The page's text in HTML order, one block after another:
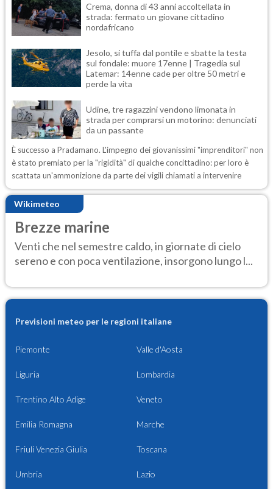
Crema, donna di 43 anni accoltellata in
strada: fermato un giovane cittadino
nordafricano
Jesolo, si tuffa dal pontile e sbatte la testa
sul fondale: muore 17enne | Tragedia sul
Latemar: 14enne cade per oltre 50 metri e
perde la vita
Udine, tre ragazzini vendono limonata in
strada per comprarsi un motorino: denunciati
da un passante
È successo a Pradamano. L'impegno dei giovanissimi "imprenditori" non
è stato premiato per la "rigidità" di qualche concittadino: per loro è
scattata un'ammonizione da parte dei vigili chiamati a intervenire
Wikimeteo
Brezze marine
Venti che nel semestre caldo, in giornate di cielo
sereno e con poca ventilazione, insorgono lungo l...
Previsioni meteo per le regioni italiane
Piemonte Valle d'Aosta
Liguria Lombardia
Trentino Alto Adige Veneto
Emilia Romagna Marche
Friuli Venezia Giulia Toscana
Umbria Lazio